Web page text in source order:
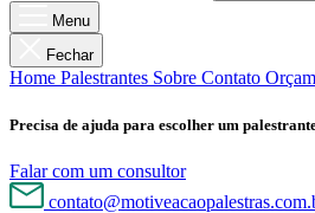
Menu
Fechar
Home Palestrantes Sobre Contato
Precisa de ajuda para escolher um
Falar com um consultor